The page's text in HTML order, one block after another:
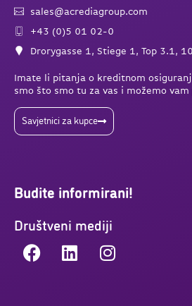
sales@acrediagroup.com
+43 (0)5 01 02-0
Drorygasse 1, Stiege 1, Top 3.1,
Imate li pitanja o kreditnom
smo što smo tu za vas i možemo vam
Savjetnici za kupce
Budite informirani!
Društveni mediji